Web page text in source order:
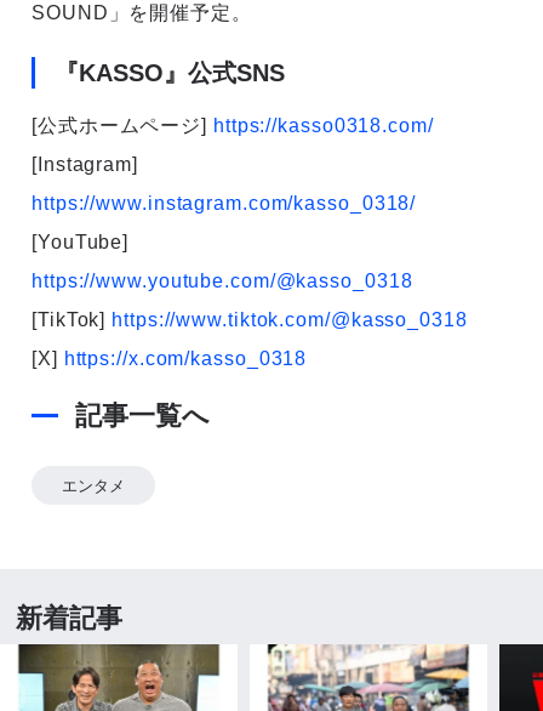
SOUND」を開催予定。
『KASSO』公式SNS
[公式ホームページ] https://kasso0318.com/
[Instagram]
https://www.instagram.com/kasso_0318/
[YouTube]
https://www.youtube.com/@kasso_0318
[TikTok] https://www.tiktok.com/@kasso_0318
[X] https://x.com/kasso_0318
記事一覧へ
エンタメ
新着記事